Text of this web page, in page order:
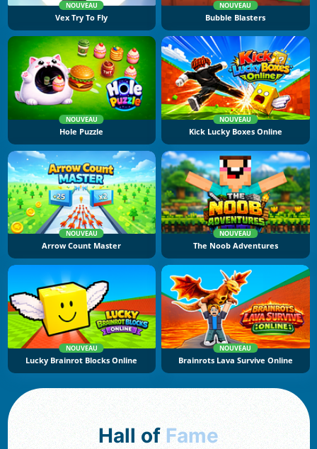
NOUVEAU
Vex Try To Fly
NOUVEAU
Bubble Blasters
NOUVEAU
Hole Puzzle
NOUVEAU
Kick Lucky Boxes Online
NOUVEAU
Arrow Count Master
NOUVEAU
The Noob Adventures
NOUVEAU
Lucky Brainrot Blocks Online
NOUVEAU
Brainrots Lava Survive Online
Hall of Fame